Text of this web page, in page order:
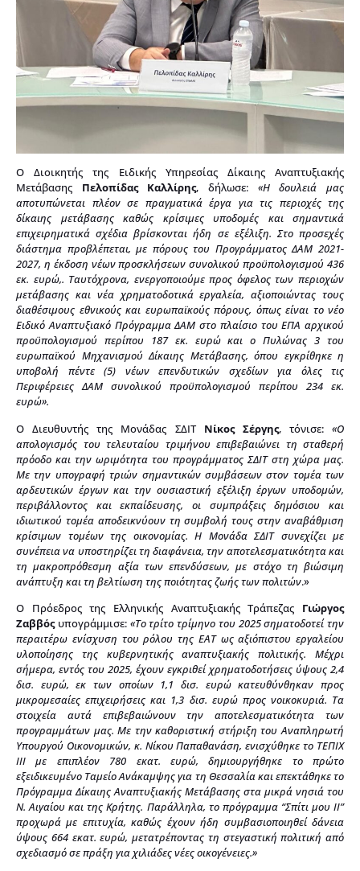
Ο Διοικητής της Ειδικής Υπηρεσίας Δίκαιης Αναπτυξιακής
Μετάβασης Πελοπίδας Καλλίρης, δήλωσε: «Η δουλειά μας
αποτυπώνεται πλέον σε πραγματικά έργα για τις περιοχές της
δίκαιης μετάβασης καθώς κρίσιμες υποδομές και σημαντικά
επιχειρηματικά σχέδια βρίσκονται ήδη σε εξέλιξη. Στο προσεχές
διάστημα προβλέπεται, με πόρους του Προγράμματος ΔΑΜ 2021-
2027, η έκδοση νέων προσκλήσεων συνολικού προϋπολογισμού 436
εκ. ευρώ,. Ταυτόχρονα, ενεργοποιούμε προς όφελος των περιοχών
μετάβασης και νέα χρηματοδοτικά εργαλεία, αξιοποιώντας τους
διαθέσιμους εθνικούς και ευρωπαϊκούς πόρους, όπως είναι το νέο
Ειδικό Αναπτυξιακό Πρόγραμμα ΔΑΜ στο πλαίσιο του ΕΠΑ αρχικού
προϋπολογισμού περίπου 187 εκ. ευρώ και ο Πυλώνας 3 του
ευρωπαϊκού Μηχανισμού Δίκαιης Μετάβασης, όπου εγκρίθηκε η
υποβολή πέντε (5) νέων επενδυτικών σχεδίων για όλες τις
Περιφέρειες ΔΑΜ συνολικού προϋπολογισμού περίπου 234 εκ.
ευρώ».
Ο Διευθυντής της Μονάδας ΣΔΙΤ Νίκος Σέργης, τόνισε: «Ο
απολογισμός του τελευταίου τριμήνου επιβεβαιώνει τη σταθερή
πρόοδο και την ωριμότητα του προγράμματος ΣΔΙΤ στη χώρα μας.
Με την υπογραφή τριών σημαντικών συμβάσεων στον τομέα των
αρδευτικών έργων και την ουσιαστική εξέλιξη έργων υποδομών,
περιβάλλοντος και εκπαίδευσης, οι συμπράξεις δημόσιου και
ιδιωτικού τομέα αποδεικνύουν τη συμβολή τους στην αναβάθμιση
κρίσιμων τομέων της οικονομίας. Η Μονάδα ΣΔΙΤ συνεχίζει με
συνέπεια να υποστηρίζει τη διαφάνεια, την αποτελεσματικότητα και
τη μακροπρόθεσμη αξία των επενδύσεων, με στόχο τη βιώσιμη
ανάπτυξη και τη βελτίωση της ποιότητας ζωής των πολιτών.»
Ο Πρόεδρος της Ελληνικής Αναπτυξιακής Τράπεζας Γιώργος
Ζαββόςυπογράμμισε: «Το τρίτο τρίμηνο του 2025 σηματοδοτεί την
περαιτέρω ενίσχυση του ρόλου της ΕΑΤ ως αξιόπιστου εργαλείου
υλοποίησης της κυβερνητικής αναπτυξιακής πολιτικής. Μέχρι
σήμερα, εντός του 2025, έχουν εγκριθεί χρηματοδοτήσεις ύψους 2,4
δισ. ευρώ, εκ των οποίων 1,1 δισ. ευρώ κατευθύνθηκαν προς
μικρομεσαίες επιχειρήσεις και 1,3 δισ. ευρώ προς νοικοκυριά. Τα
στοιχεία αυτά επιβεβαιώνουν την αποτελεσματικότητα των
προγραμμάτων μας. Με την καθοριστική στήριξη του Αναπληρωτή
Υπουργού Οικονομικών, κ. Νίκου Παπαθανάση, ενισχύθηκε το ΤΕΠΙΧ
ΙΙΙ με επιπλέον 780 εκατ. ευρώ, δημιουργήθηκε το πρώτο
εξειδικευμένο Ταμείο Ανάκαμψης για τη Θεσσαλία και επεκτάθηκε το
Πρόγραμμα Δίκαιης Αναπτυξιακής Μετάβασης στα μικρά νησιά του
Ν. Αιγαίου και της Κρήτης. Παράλληλα, το πρόγραμμα “Σπίτι μου ΙΙ”
προχωρά με επιτυχία, καθώς έχουν ήδη συμβασιοποιηθεί δάνεια
ύψους 664 εκατ. ευρώ, μετατρέποντας τη στεγαστική πολιτική από
σχεδιασμό σε πράξη για χιλιάδες νέες οικογένειες.»